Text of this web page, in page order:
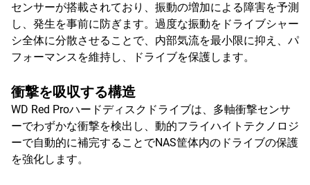
センサーが搭載されており、振動の増加による障害を予測
し、発生を事前に防ぎます。過度な振動をドライブシャー
シ全体に分散させることで、内部気流を最小限に抑え、パ
フォーマンスを維持し、ドライブを保護します。
衝撃を吸収する構造
WD Red Proハードディスクドライブは、多軸衝撃センサ
ーでわずかな衝撃を検出し、動的フライハイトテクノロジ
ーで自動的に補完することでNAS筐体内のドライブの保護
を強化します。